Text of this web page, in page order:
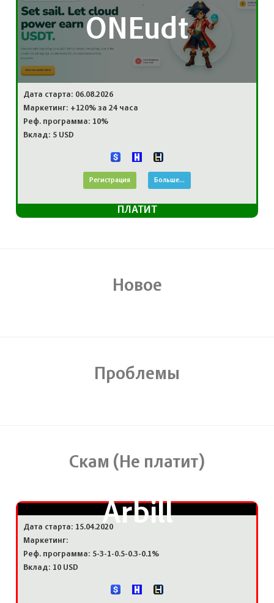
ONEudt
Дата старта: 06.08.2026
Маркетинг: +120% за 24 часа
Реф. программа: 10%
Вклад: 5 USD
Регистрация Больше...
ПЛАТИТ
Новое
Проблемы
Скам (Не платит)
Arbill
Дата старта: 15.04.2020
Маркетинг:
Реф. программа: 5-3-1-0.5-0.3-0.1%
Вклад: 10 USD